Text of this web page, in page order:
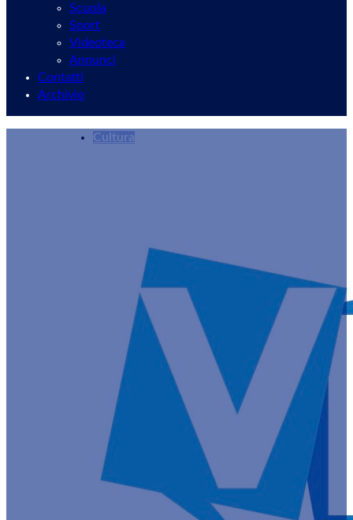
Scuola
Sport
Videoteca
Annunci
Contatti
Archivio
Cultura